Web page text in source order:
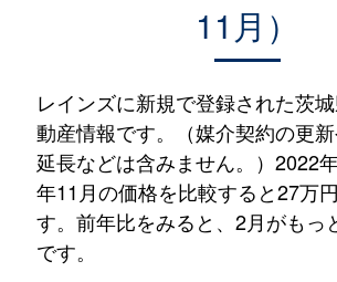
11月）
レインズに新規で登録された茨
動産情報です。（媒介契約の更
延長などは含みません。）2022
年11月の価格を比較すると27万
す。前年比をみると、2月がもっ
です。